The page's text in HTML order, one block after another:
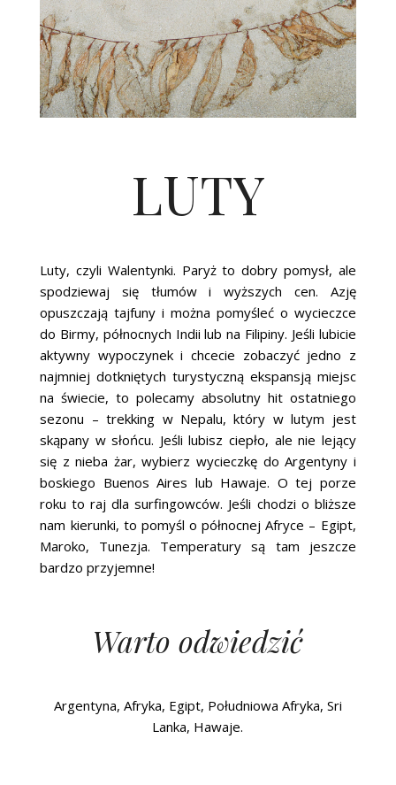
LUTY
Luty, czyli Walentynki. Paryż to dobry pomysł, ale
spodziewaj się tłumów i wyższych cen. Azję
opuszczają tajfuny i można pomyśleć o wycieczce
do Birmy, północnych Indii lub na Filipiny. Jeśli lubicie
aktywny wypoczynek i chcecie zobaczyć jedno z
najmniej dotkniętych turystyczną ekspansją miejsc
na świecie, to polecamy absolutny hit ostatniego
sezonu – trekking w Nepalu, który w lutym jest
skąpany w słońcu. Jeśli lubisz ciepło, ale nie lejący
się z nieba żar, wybierz wycieczkę do Argentyny i
boskiego Buenos Aires lub Hawaje. O tej porze
roku to raj dla surfingowców. Jeśli chodzi o bliższe
nam kierunki, to pomyśl o północnej Afryce – Egipt,
Maroko, Tunezja. Temperatury są tam jeszcze
bardzo przyjemne!
Warto odwiedzić
Argentyna, Afryka, Egipt, Południowa Afryka, Sri
Lanka, Hawaje.